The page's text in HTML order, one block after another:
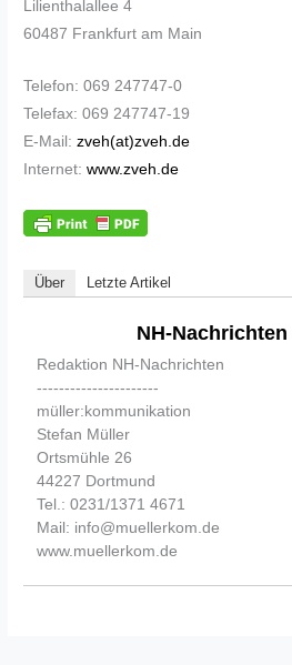
Lilienthalallee 4
60487 Frankfurt am Main
Telefon: 069 247747-0
Telefax: 069 247747-19
E-Mail:zveh(at)zveh.de
Internet:www.zveh.de
Über Letzte Artikel
NH-Nachrichten
Redaktion NH-Nachrichten
----------------------
müller:kommunikation
Stefan Müller
Ortsmühle 26
44227 Dortmund
Tel.: 0231/1371 4671
Mail: info@muellerkom.de
www.muellerkom.de